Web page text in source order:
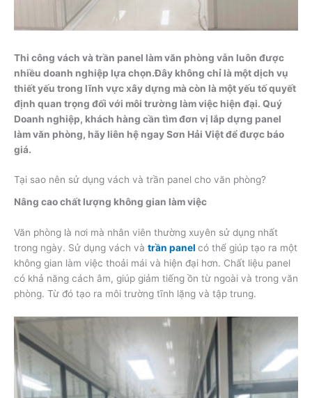
Thi công vách và trần panel làm văn phòng vẫn luôn được
nhiều doanh nghiệp lựa chọn.Đây không chỉ là một dịch vụ
thiết yếu trong lĩnh vực xây dựng mà còn là một yếu tố quyết
định quan trọng đối với môi trường làm việc hiện đại. Quý
Doanh nghiệp, khách hàng cần tìm đơn vị lắp dựng panel
làm văn phòng, hãy liên hệ ngay Sơn Hải Việt để được báo
giá.
Tại sao nên sử dụng vách và trần panel cho văn phòng?
Nâng cao chất lượng không gian làm việc
Văn phòng là nơi mà nhân viên thường xuyên sử dụng nhất
trong ngày. Sử dụng vách và trần panel có thể giúp tạo ra một
không gian làm việc thoải mái và hiện đại hơn. Chất liệu panel
có khả năng cách âm, giúp giảm tiếng ồn từ ngoài và trong văn
phòng. Từ đó tạo ra môi trường tĩnh lặng và tập trung.